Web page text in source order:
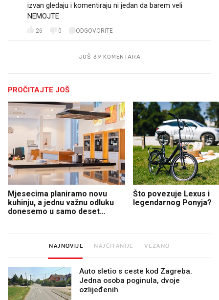
izvan gledaju i komentiraju ni jedan da barem veli
NEMOJTE
26 0 ODGOVORITE
JOŠ 39 KOMENTARA
PROČITAJTE JOŠ
Mjesecima planiramo novu
kuhinju, a jednu važnu odluku
donesemo u samo deset
Što povezuje Lexus i
legendarnog Ponyja?
NAJNOVIJE NAJČITANIJE VEZANO
Auto sletio s ceste kod Zagreba.
Jedna osoba poginula, dvoje
ozlijeđenih